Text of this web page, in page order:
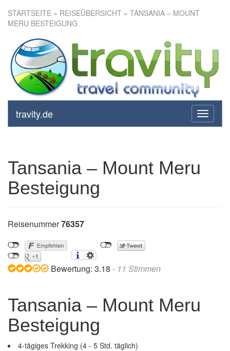
STARTSEITE » REISEÜBERSICHT » TANSANIA – MOUNT
MERU BESTEIGUNG
toggle
travity.de
Tansania – Mount Meru
Besteigung
Tansania – Mount Meru
Besteigung
Reisenummer76357
Bewertung: 3.18 - 11 Stimmen
Tansania – Mount Meru
Besteigung
4-tägiges Trekking (4 - 5 Std. täglich)